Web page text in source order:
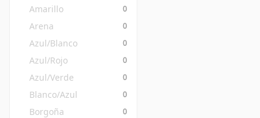
Amarillo 0
Arena 0
Azul/Blanco 0
Azul/Rojo 0
Azul/Verde 0
Blanco/Azul 0
Borgoña 0